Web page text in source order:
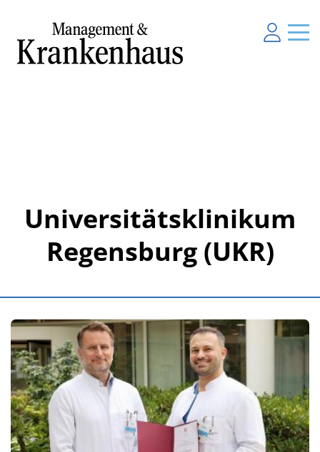
Universitätsklinikum
Regensburg (UKR)